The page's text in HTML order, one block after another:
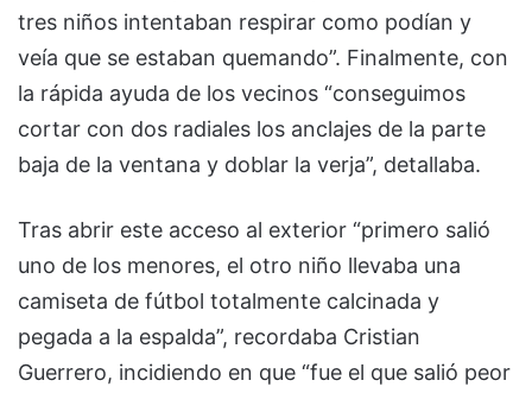
tres niños intentaban respirar como podían y
veía que se estaban quemando”. Finalmente, con
la rápida ayuda de los vecinos “conseguimos
cortar con dos radiales los anclajes de la parte
baja de la ventana y doblar la verja”, detallaba.
Tras abrir este acceso al exterior “primero salió
uno de los menores, el otro niño llevaba una
camiseta de fútbol totalmente calcinada y
pegada a la espalda”, recordaba Cristian
Guerrero, incidiendo en que “fue el que salió peor